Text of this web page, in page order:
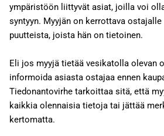
ympäristöön liittyvät asiat, joilla voi
syntyyn. Myyjän on kerrottava
puutteista, joista hän on tietoinen.
Eli jos myyjä tietää vesikatolla olevan
informoida asiasta ostajaa ennen
Tiedonantovirhe tarkoittaa sitä, että
kaikkia olennaisia tietoja tai jättää
kertomatta.